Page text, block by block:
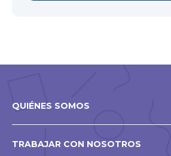
QUIÉNES SOMOS
TRABAJAR CON NOSOTROS